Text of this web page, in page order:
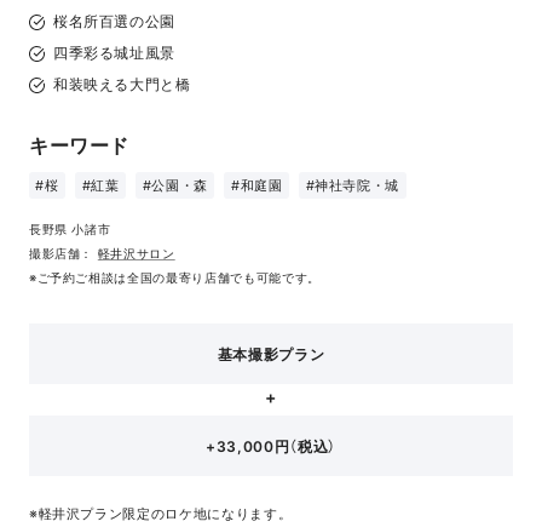
桜名所百選の公園
四季彩る城址風景
和装映える大門と橋
キーワード
#桜 #紅葉 #公園・森 #和庭園 #神社寺院・城
長野県 小諸市
撮影店舗： 軽井沢サロン
※ご予約ご相談は全国の最寄り店舗でも可能です。
基本撮影プラン
+33,000円（税込）
※軽井沢プラン限定のロケ地になります。